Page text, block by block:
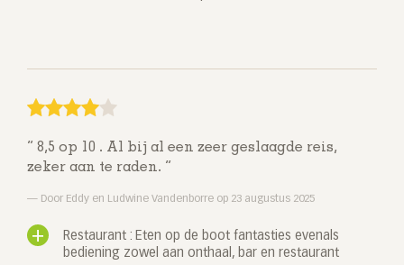
8,5 op 10 . Al bij al een zeer geslaagde reis,
zeker aan te raden.
Door Eddy en Ludwine Vandenborre op 23 augustus 2025
Restaurant : Eten op de boot fantasties evenals
bediening zowel aan onthaal, bar en restaurant